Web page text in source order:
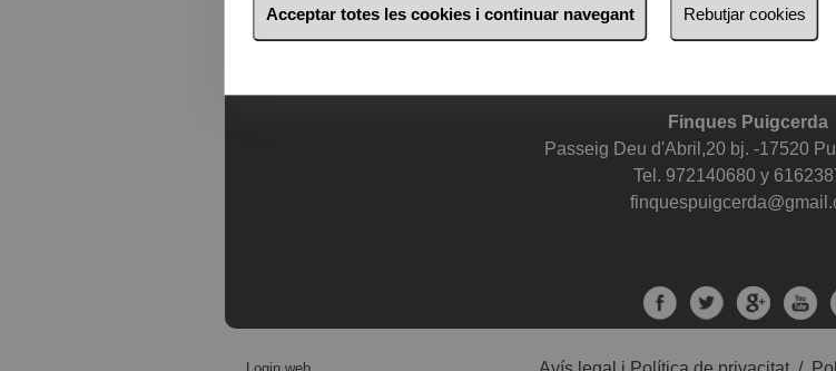
Propietats A Puigcerdà Propietats A Err Propietats
Finques Puigcerda
Passeig Deu d'Abril,20 bj. -17520
Tel. 972140680 y
Acceptar totes les cookies i continuar navegant Rebutjar cookies